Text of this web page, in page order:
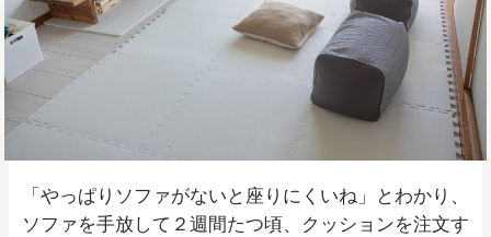
「やっぱりソファがないと座りにくいね」とわかり、
ソファを手放して２週間たつ頃、クッションを注文す